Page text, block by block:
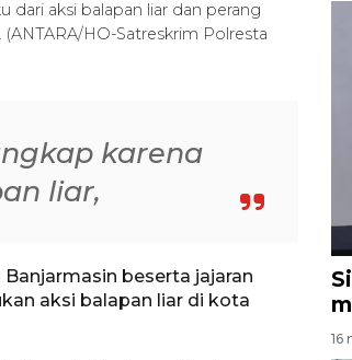
dari aksi balapan liar dan perang
HO-Satreskrim Polresta
karena
liar,
beserta jajaran
aksi balapan liar di kota
16